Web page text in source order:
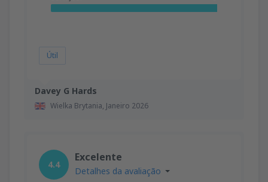
Davey G Hards
Wielka Brytania, Janeiro 2026
Útil
4.4
Excelente
Detalhes da avaliação